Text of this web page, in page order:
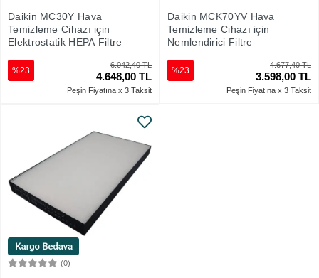
Daikin MC30Y Hava
Temizleme Cihazı için
Elektrostatik HEPA Filtre
6.042,40 TL
4.648,00 TL
%23
Peşin Fiyatına x 3 Taksit
Daikin MCK70YV Hava
Temizleme Cihazı için
Nemlendirici Filtre
4.677,40 TL
3.598,00 TL
%23
Peşin Fiyatına x 3 Taksit
(0)